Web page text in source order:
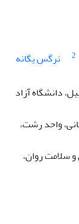
2 نرگس یگانه
دانشگاه آزاد
واحد رشت،
سلامت روان،